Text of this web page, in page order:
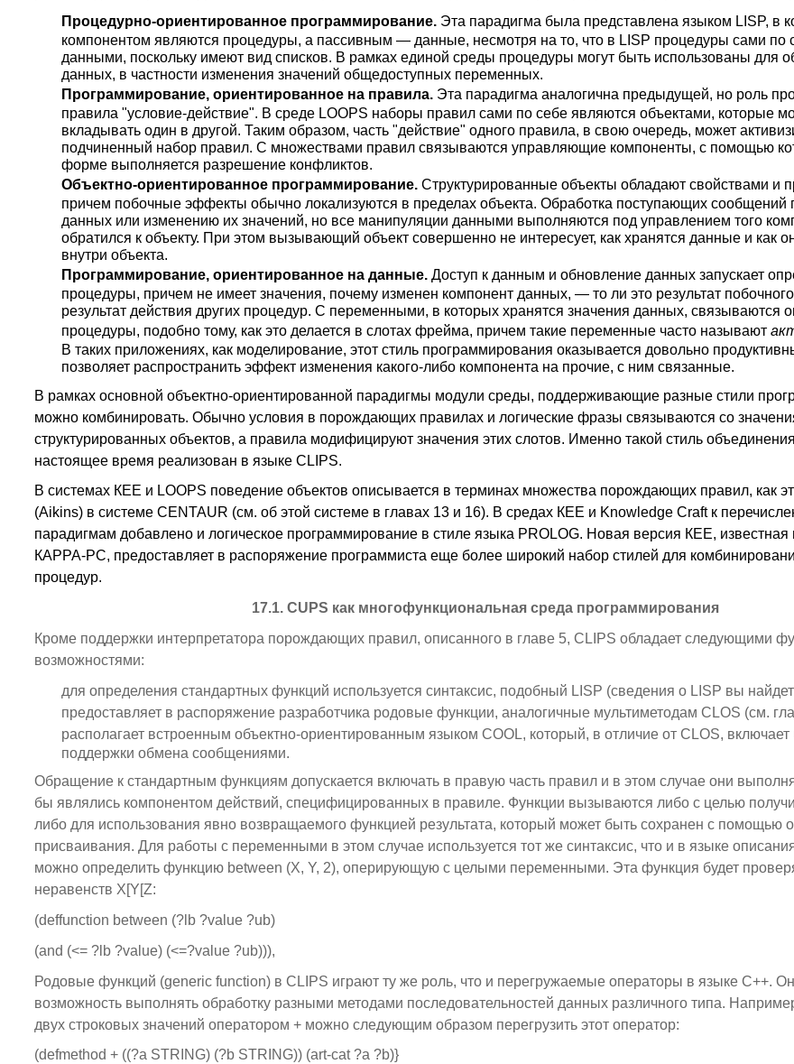
Процедурно-ориентированное программирование. Эта парадигма была представлена языком LISP, в
компонентом являются процедуры, а пассивным — данные, несмотря на то, что в LISP процедуры сами по
данными, поскольку имеют вид списков. В рамках единой среды процедуры могут быть использованы для
данных, в частности изменения значений общедоступных переменных.
Программирование, ориентированное на правила. Эта парадигма аналогична предыдущей, но роль
правила "условие-действие". В среде LOOPS наборы правил сами по себе являются объектами, которые
вкладывать один в другой. Таким образом, часть "действие" одного правила, в свою очередь, может
подчиненный набор правил. С множествами правил связываются управляющие компоненты, с помощью
форме выполняется разрешение конфликтов.
Объектно-ориентированное программирование. Структурированные объекты обладают свойствами и
причем побочные эффекты обычно локализуются в пределах объекта. Обработка поступающих сообщений
данных или изменению их значений, но все манипуляции данными выполняются под управлением того
обратился к объекту. При этом вызывающий объект совершенно не интересует, как хранятся данные и как
внутри объекта.
Программирование, ориентированное на данные. Доступ к данным и обновление данных запускает
процедуры, причем не имеет значения, почему изменен компонент данных, — то ли это результат
результат действия других процедур. С переменными, в которых хранятся значения данных, связываются
процедуры, подобно тому, как это делается в слотах фрейма, причем такие переменные часто называют
В таких приложениях, как моделирование, этот стиль программирования оказывается довольно
позволяет распространить эффект изменения какого-либо компонента на прочие, с ним связанные.
В рамках основной объектно-ориентированной парадигмы модули среды, поддерживающие разные стили
можно комбинировать. Обычно условия в порождающих правилах и логические фразы связываются со
структурированных объектов, а правила модифицируют значения этих слотов. Именно такой стиль
настоящее время реализован в языке CLIPS.
В системах КЕЕ и LOOPS поведение объектов описывается в терминах множества порождающих правил, как
(Aikins) в системе CENTAUR (см. об этой системе в главах 13 и 16). В средах КЕЕ и Knowledge Craft к
парадигмам добавлено и логическое программирование в стиле языка PROLOG. Новая версия КЕЕ, известная
КАРРА-РС, предоставляет в распоряжение программиста еще более широкий набор стилей для
процедур.
17.1. CUPS как многофункциональная среда программирования
Кроме поддержки интерпретатора порождающих правил, описанного в главе 5, CLIPS обладает следующими
возможностями:
для определения стандартных функций используется синтаксис, подобный LISP (сведения о LISP вы
предоставляет в распоряжение разработчика родовые функции, аналогичные мультиметодам CLOS (см.
располагает встроенным объектно-ориентированным языком COOL, который, в отличие от CLOS, включает
поддержки обмена сообщениями.
Обращение к стандартным функциям допускается включать в правую часть правил и в этом случае они
бы являлись компонентом действий, специфицированных в правиле. Функции вызываются либо с целью
либо для использования явно возвращаемого функцией результата, который может быть сохранен с помощью
присваивания. Для работы с переменными в этом случае используется тот же синтаксис, что и в языке
можно определить функцию between (X, Y, 2), оперирующую с целыми переменными. Эта функция будет
неравенств X[Y[Z:
(deffunction between (?lb ?value ?ub)
(and (<= ?lb ?value) (<=?value ?ub))),
Родовые функций (generic function) в CLIPS играют ту же роль, что и перегружаемые операторы в языке C++.
возможность выполнять обработку разными методами последовательностей данных различного типа.
двух строковых значений оператором + можно следующим образом перегрузить этот оператор:
(defmethod + ((?a STRING) (?b STRING)) (art-cat ?a ?b)}